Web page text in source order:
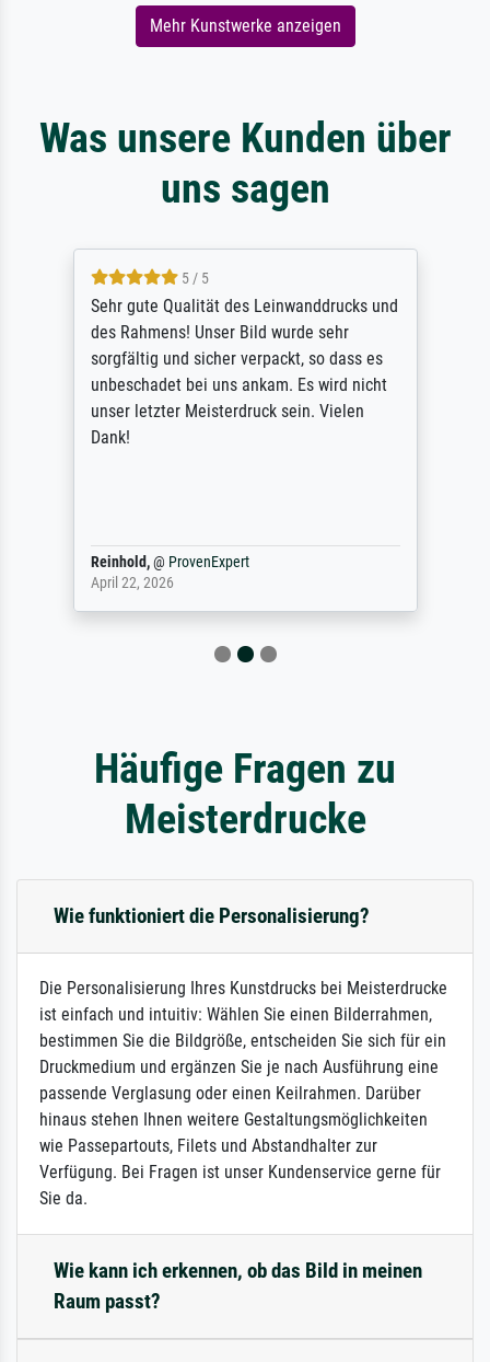
Mehr Kunstwerke anzeigen
Was unsere Kunden über
uns sagen
5 / 5
Sehr gute Qualität des Leinwanddrucks und
des Rahmens! Unser Bild wurde sehr
sorgfältig und sicher verpackt, so dass es
unbeschadet bei uns ankam. Es wird nicht
unser letzter Meisterdruck sein. Vielen
Dank!
Reinhold,@ ProvenExpert
April 22, 2026
Häufige Fragen zu
Meisterdrucke
Wie funktioniert die Personalisierung?
Die Personalisierung Ihres Kunstdrucks bei Meisterdrucke
ist einfach und intuitiv: Wählen Sie einen Bilderrahmen,
bestimmen Sie die Bildgröße, entscheiden Sie sich für ein
Druckmedium und ergänzen Sie je nach Ausführung eine
passende Verglasung oder einen Keilrahmen. Darüber
hinaus stehen Ihnen weitere Gestaltungsmöglichkeiten
wie Passepartouts, Filets und Abstandhalter zur
Verfügung. Bei Fragen ist unser Kundenservice gerne für
Sie da.
Wie kann ich erkennen, ob das Bild in meinen
Raum passt?